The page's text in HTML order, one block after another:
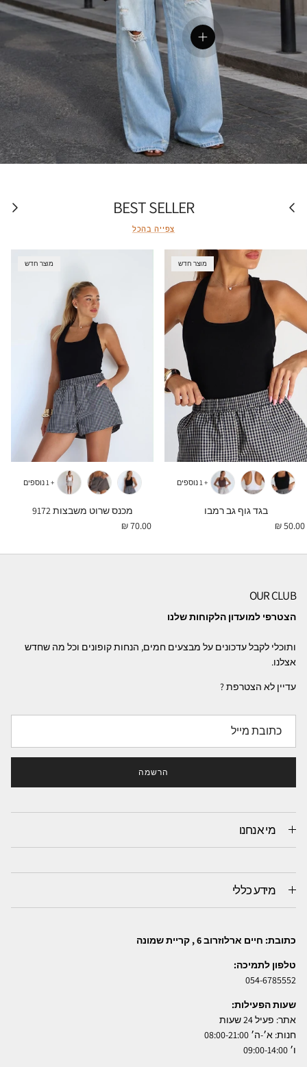
צפייה בפרטים
הקודם BEST SELLER הבא
צפייה בהכל
מוצר חדש
בגד גוף גב רמבו
מחיר רגיל
50.00 ₪
+ 1 נוספים
מוצר חדש
מכנס שרוט משבצות 9172
מחיר רגיל
70.00 ₪
+ 1 נוספים
OUR CLUB
הצטרפי למועדון הלקוחות שלנו
ותוכלי לקבל עדכונים על מבצעים חמים, הנחות קופונים וכל מה שחדש
אצלנו.
עדיין לא הצטרפת ?
הרשמה
מי אנחנו
מידע כללי
כתובת: חיים ארלוזרוב 6 , קריית שמונה
טלפון לתמיכה:
054-6785552
שעות הפעילות:
אתר: פעיל 24 שעות
חנות: א׳-ה׳ 08:00-21:00
ו׳ 09:00-14:00